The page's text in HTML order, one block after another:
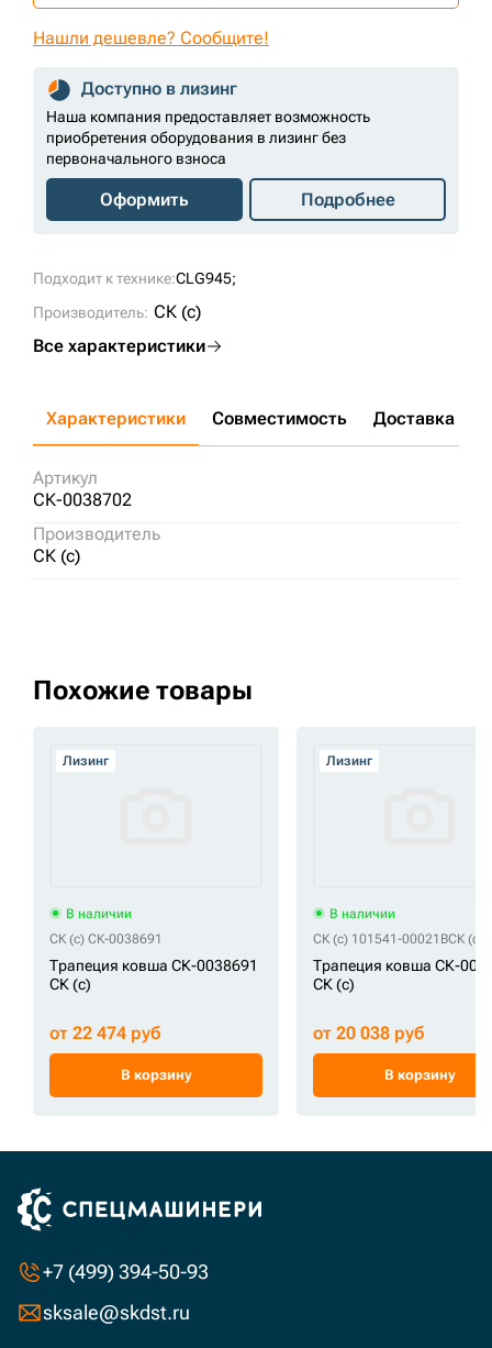
Подходит к технике:CLG945;
Производитель: СК (c)
Все характеристики
Нашли дешевле? Сообщите!
Доступно в лизинг
Наша компания предоставляет возможность
приобретения оборудования в лизинг без
первоначального взноса
Оформить Подробнее
Характеристики Совместимость Доставка и
Артикул
СК-0038702
Производитель
СК (c)
Похожие товары
Лизинг
В наличии
СК (c) СК-0038691
Трапеция ковша СК-0038691
СК (c)
от 22 474 руб
В корзину
Лизинг
В наличии
СК (c) 101541-00021BСК (c)
Трапеция ковша СК-
СК (c)
от 20 038 руб
В корзину
+7 (499) 394-50-93
sksale@skdst.ru